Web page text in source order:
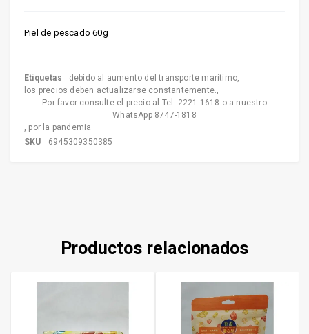
Piel de pescado 60g
Etiquetas debido al aumento del transporte marítimo,
los precios deben actualizarse constantemente.,
Por favor consulte el precio al Tel. 2221-1618 o a nuestro
WhatsApp 8747-1818
, por la pandemia
SKU
6945309350385
Productos relacionados